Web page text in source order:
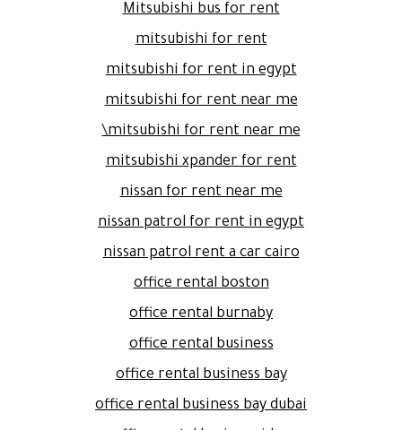
Mitsubishi bus for rent
mitsubishi for rent
mitsubishi for rent in egypt
mitsubishi for rent near me
mitsubishi for rent near me\
mitsubishi xpander for rent
nissan for rent near me
nissan patrol for rent in egypt
nissan patrol rent a car cairo
office rental boston
office rental burnaby
office rental business
office rental business bay
office rental business bay dubai